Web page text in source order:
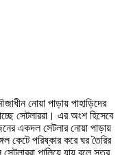
নোয়া পাড়ায় পাহাড়িদের
সেটলাররা। এর অংশ হিসেবে
একদল সেটলার নোয়া পাড়ায়
কেটে পরিষ্কার করে ঘর তৈরির
পালিয়ে যায় বলে সূত্র